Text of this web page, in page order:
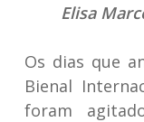
Elisa
Os dias que
Bienal
foram